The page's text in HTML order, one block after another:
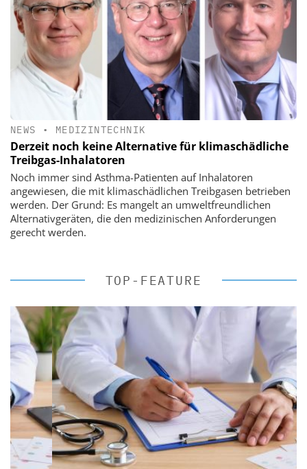
NEWS • MEDIZINTECHNIK
Derzeit noch keine Alternative für klimaschädliche
Treibgas-Inhalatoren
Noch immer sind Asthma-Patienten auf Inhalatoren
angewiesen, die mit klimaschädlichen Treibgasen betrieben
werden. Der Grund: Es mangelt an umweltfreundlichen
Alternativgeräten, die den medizinischen Anforderungen
gerecht werden.
TOP-FEATURE